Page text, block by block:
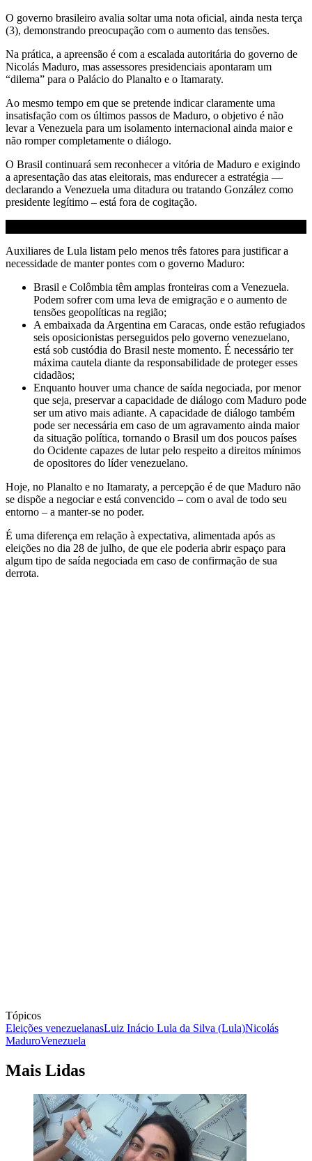
O governo brasileiro avalia soltar uma nota oficial, ainda nesta terça
(3), demonstrando preocupação com o aumento das tensões.
Na prática, a apreensão é com a escalada autoritária do governo de
Nicolás Maduro, mas assessores presidenciais apontaram um
“dilema” para o Palácio do Planalto e o Itamaraty.
Ao mesmo tempo em que se pretende indicar claramente uma
insatisfação com os últimos passos de Maduro, o objetivo é não
levar a Venezuela para um isolamento internacional ainda maior e
não romper completamente o diálogo.
O Brasil continuará sem reconhecer a vitória de Maduro e exigindo
a apresentação das atas eleitorais, mas endurecer a estratégia —
declarando a Venezuela uma ditadura ou tratando González como
presidente legítimo – está fora de cogitação.
Auxiliares de Lula listam pelo menos três fatores para justificar a
necessidade de manter pontes com o governo Maduro:
Brasil e Colômbia têm amplas fronteiras com a Venezuela.
Podem sofrer com uma leva de emigração e o aumento de
tensões geopolíticas na região;
A embaixada da Argentina em Caracas, onde estão refugiados
seis oposicionistas perseguidos pelo governo venezuelano,
está sob custódia do Brasil neste momento. É necessário ter
máxima cautela diante da responsabilidade de proteger esses
cidadãos;
Enquanto houver uma chance de saída negociada, por menor
que seja, preservar a capacidade de diálogo com Maduro pode
ser um ativo mais adiante. A capacidade de diálogo também
pode ser necessária em caso de um agravamento ainda maior
da situação política, tornando o Brasil um dos poucos países
do Ocidente capazes de lutar pelo respeito a direitos mínimos
de opositores do líder venezuelano.
Hoje, no Planalto e no Itamaraty, a percepção é de que Maduro não
se dispõe a negociar e está convencido – com o aval de todo seu
entorno – a manter-se no poder.
É uma diferença em relação à expectativa, alimentada após as
eleições no dia 28 de julho, de que ele poderia abrir espaço para
algum tipo de saída negociada em caso de confirmação de sua
derrota.
Tópicos
Eleições venezuelanasLuiz Inácio Lula da Silva (Lula)Nicolás
MaduroVenezuela
Mais Lidas